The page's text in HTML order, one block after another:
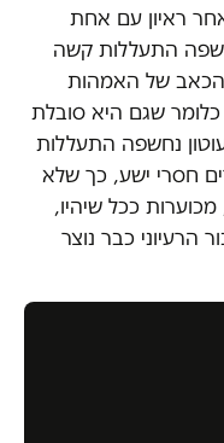
ראיון עם אחת
התעללות קשה
הכאב של האמהות
שגם היא סובלת
נחשפה התעללות
חסרי ישע, כך שלא
ככל שיהיו,
הרעיוני כבר נוצר